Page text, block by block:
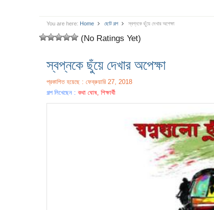
You are here: Home ছোট গল্প স্বপ্নকে ছুঁয়ে দেখার অপেক্ষা
(No Ratings Yet)
স্বপ্নকে ছুঁয়ে দেখার অপেক্ষা
প্রকাশিত হয়েছে : ফেব্রুয়ারি 27, 2018
গল্প লিখেছেন : কথা ঘোষ, শিক্ষার্থী